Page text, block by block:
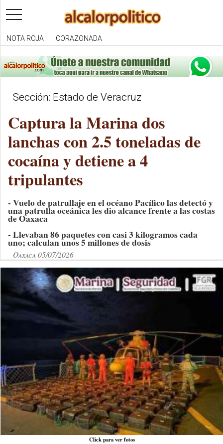
toggle
navigation
NOTA ROJA CORAZONADA
Sección: Estado de Veracruz
Captura la Marina dos
lanchas con 2.5 toneladas de
cocaína y detiene a 4
tripulantes
- Vuelo de patrullaje en el océano Pacífico las detectó y
una patrulla oceánica les dio alcance frente a las costas
de Oaxaca
- Llevaban 86 paquetes con casi 3 kilogramos cada
uno; calculan unos 5 millones de dosis
Oaxaca 05/07/2026
Click para ver fotos